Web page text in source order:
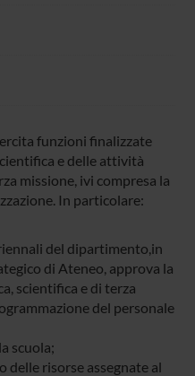
funzioni finalizzate
e delle attività
missione, ivi compresa la
In particolare:
del dipartimento,in
di Ateneo, approva la
scientifica e di terza
del personale
scuola;
delle risorse assegnate al